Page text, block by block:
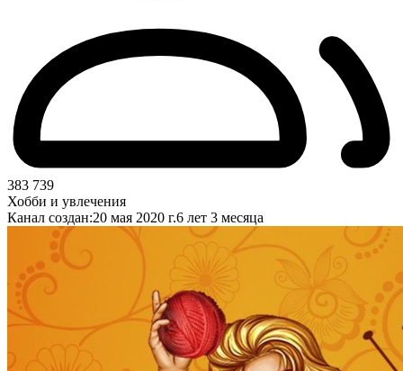
383 739
Хобби и увлечения
Канал создан:20 мая 2020 г.6 лет 3 месяца